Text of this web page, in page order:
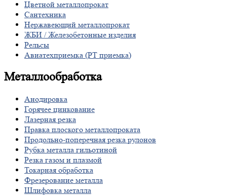
Цветной металлопрокат
Сантехника
Нержавеющий металлопрокат
ЖБИ / Железобетонные изделия
Рельсы
Авиатехприемка (РТ приемка)
Металлообработка
Анодировка
Горячее цинкование
Лазерная резка
Правка плоского металлопроката
Продольно-поперечная резка рулонов
Рубка металла гильотиной
Резка газом и плазмой
Токарная обработка
Фрезерование металла
Шлифовка металла